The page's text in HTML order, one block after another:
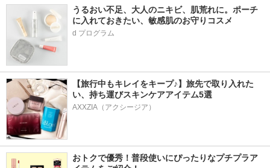
うるおい不足、大人のニキビ、肌荒れに。ポーチ
に入れておきたい、敏感肌のお守りコスメ
d プログラム
【旅行中もキレイをキープ♪】旅先で取り入れた
い、持ち運びスキンケアアイテム5選
AXXZIA（アクシージア）
おトクで優秀！普段使いにぴったりなプチプラア